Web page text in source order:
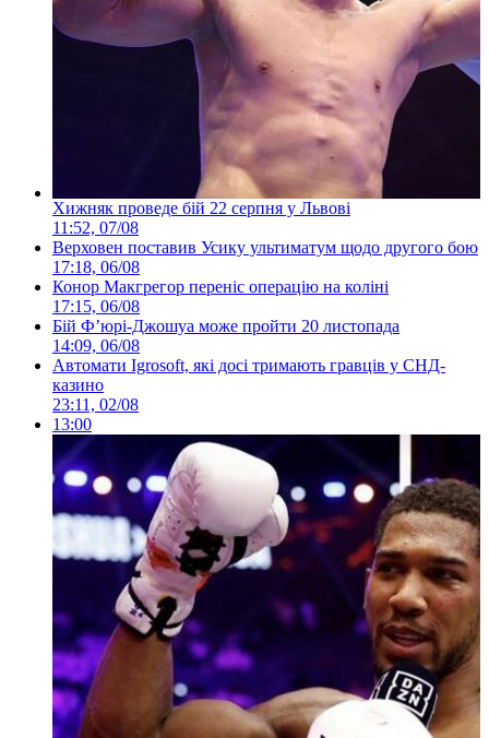
Хижняк проведе бій 22 серпня у Львові
11:52, 07/08
Верховен поставив Усику ультиматум щодо другого бою
17:18, 06/08
Конор Макгрегор переніс операцію на коліні
17:15, 06/08
Бій Ф’юрі-Джошуа може пройти 20 листопада
14:09, 06/08
Автомати Igrosoft, які досі тримають гравців у СНД-
казино
23:11, 02/08
13:00